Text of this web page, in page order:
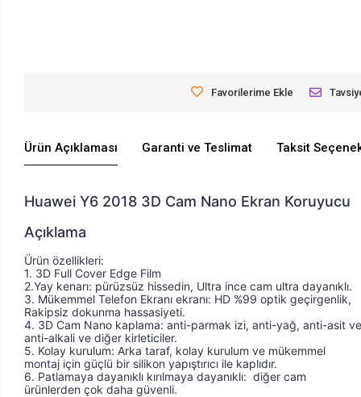
Favorilerime Ekle
Ürün Açıklaması Garanti ve Teslimat Taksit
Huawei Y6 2018 3D Cam Nano Ekran Koruyucu
Açıklama
Ürün özellikleri: 1. 2.5D Yay kenarı: pürüzsüz
Ürün özellikleri:
1. 3D Full Cover Edge Film
2.Yay kenarı: pürüzsüz hissedin, Ultra ince cam ultra dayanıklı.
3. Mükemmel Telefon Ekranı ekranı: HD %99 optik geçirgenlik,
Rakipsiz dokunma hassasiyeti.
4. 3D Cam Nano kaplama: anti-parmak izi, anti-yağ, anti-asit ve
anti-alkali ve diğer kirleticiler.
5. Kolay kurulum: Arka taraf, kolay kurulum ve mükemmel
montaj için güçlü bir silikon yapıştırıcı ile kaplıdır.
6. Patlamaya dayanıklı kırılmaya dayanıklı:  diğer cam
ürünlerden çok daha güvenli.